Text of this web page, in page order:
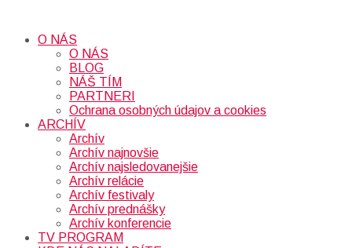
O NÁS
O NÁS
BLOG
NÁŠ TÍM
PARTNERI
Ochrana osobných údajov a cookies
ARCHÍV
Archív
Archív najnovšie
Archív najsledovanejšie
Archív relácie
Archív festivaly
Archív prednášky
Archív konferencie
TV PROGRAM